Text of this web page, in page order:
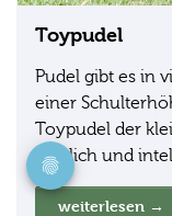
Toypudel
Pudel gibt es in
einer
Toypudel der
fröhlich und
weiterlesen →